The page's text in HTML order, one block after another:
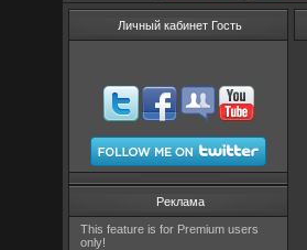
Личный кабинет Гость
Реклама
This feature is for Premium users
only!